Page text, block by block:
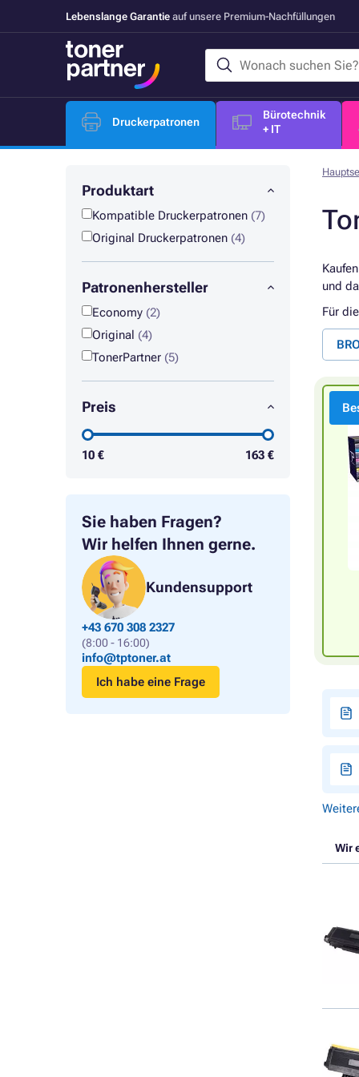
Lebenslange Garantie auf unsere Premium-Nachfüllungen
Druckerpatronen
Bürotechnik
+ IT
Produktart
Kompatible Druckerpatronen (7)
Original Druckerpatronen (4)
Patronenhersteller
Economy (2)
Original (4)
TonerPartner (5)
Preis
10 € 163 €
Sie haben Fragen?
Wir helfen Ihnen gerne.
Kundensupport
+43 670 308 2327
(8:00 - 16:00)
info@tptoner.at
Ich habe eine Frage
und
Für
Wir